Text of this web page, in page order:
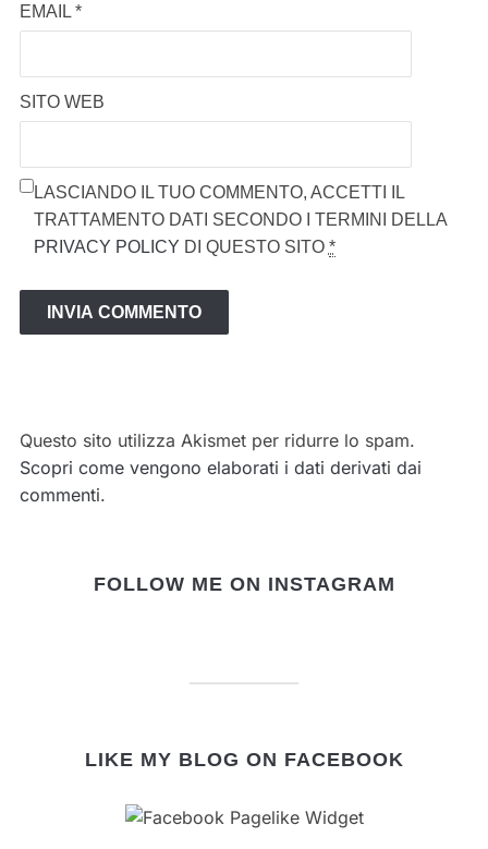
EMAIL *
SITO WEB
LASCIANDO IL TUO COMMENTO, ACCETTI IL
TRATTAMENTO DATI SECONDO I TERMINI DELLA
PRIVACY POLICY DI QUESTO SITO *
Questo sito utilizza Akismet per ridurre lo spam.
Scopri come vengono elaborati i dati derivati dai
commenti.
FOLLOW ME ON INSTAGRAM
LIKE MY BLOG ON FACEBOOK